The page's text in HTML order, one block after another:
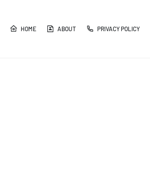
HOME ABOUT PRIVACY POLICY